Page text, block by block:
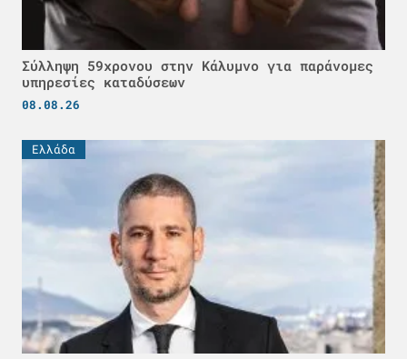
Σύλληψη 59χρονου στην Κάλυμνο για παράνομες
υπηρεσίες καταδύσεων
08.08.26
Ελλάδα